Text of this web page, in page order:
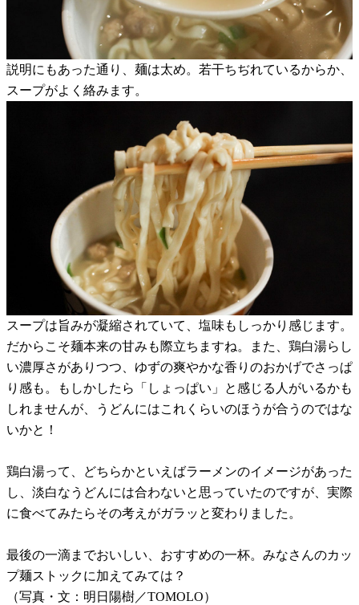
説明にもあった通り、麺は太め。若干ちぢれているからか、
スープがよく絡みます。
スープは旨みが凝縮されていて、塩味もしっかり感じます。
だからこそ麺本来の甘みも際立ちますね。また、鶏白湯らし
い濃厚さがありつつ、ゆずの爽やかな香りのおかげでさっぱ
り感も。もしかしたら「しょっぱい」と感じる人がいるかも
しれませんが、うどんにはこれくらいのほうが合うのではな
いかと！
鶏白湯って、どちらかといえばラーメンのイメージがあった
し、淡白なうどんには合わないと思っていたのですが、実際
に食べてみたらその考えがガラッと変わりました。
最後の一滴までおいしい、おすすめの一杯。みなさんのカッ
プ麺ストックに加えてみては？
（写真・文：明日陽樹／TOMOLO）